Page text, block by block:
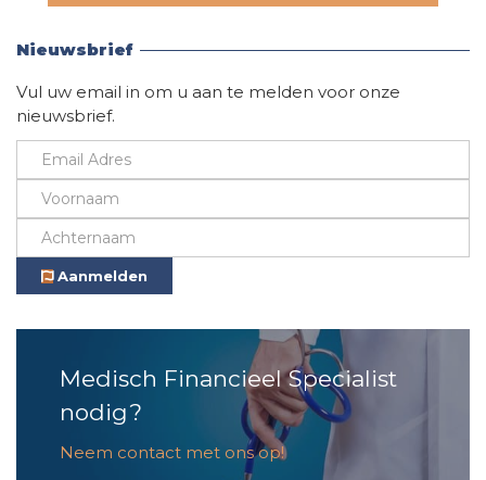
Nieuwsbrief
Vul uw email in om u aan te melden voor onze
nieuwsbrief.
Aanmelden
Medisch Financieel Specialist
nodig?
Neem contact met ons op!